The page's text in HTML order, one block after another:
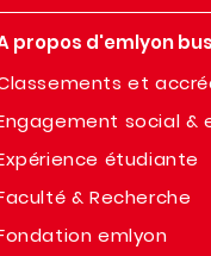
propos d'emlyon
et
social &
étudiante
& Recherche
emlyon